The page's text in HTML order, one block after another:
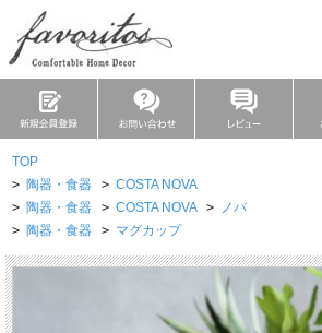
TOP
> 陶器・食器 > COSTA NOVA
> 陶器・食器 > COSTA NOVA > ノバ
> 陶器・食器 > マグカップ